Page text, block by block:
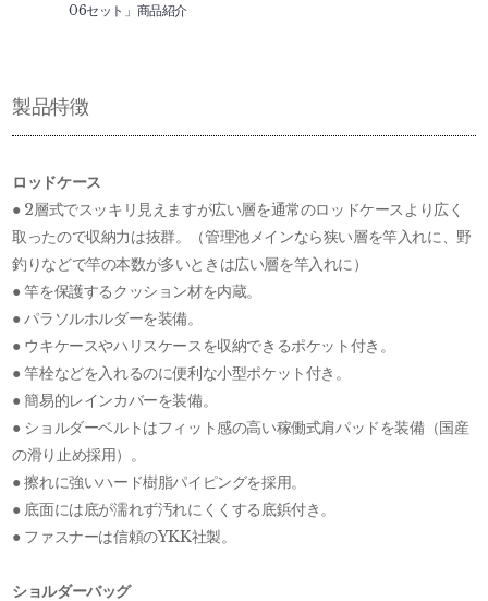
06セット」商品紹介
製品特徴
ロッドケース
● 2層式でスッキリ見えますが広い層を通常のロッドケースより広く
取ったので収納力は抜群。（管理池メインなら狭い層を竿入れに、野
釣りなどで竿の本数が多いときは広い層を竿入れに）
● 竿を保護するクッション材を内蔵。
● パラソルホルダーを装備。
● ウキケースやハリスケースを収納できるポケット付き。
● 竿栓などを入れるのに便利な小型ポケット付き。
● 簡易的レインカバーを装備。
● ショルダーベルトはフィット感の高い稼働式肩パッドを装備（国産
の滑り止め採用）。
● 擦れに強いハード樹脂パイピングを採用。
● 底面には底が濡れず汚れにくくする底鋲付き。
● ファスナーは信頼のYKK社製。
ショルダーバッグ